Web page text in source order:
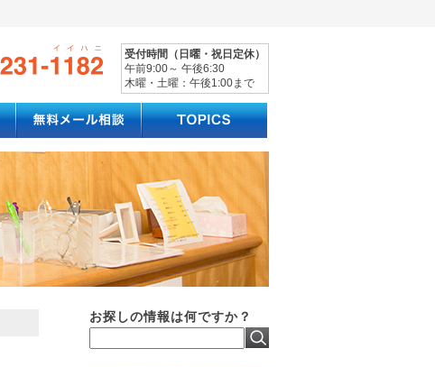
受付時間（日曜・祝日定休）
午前9:00～ 午後6:30
木曜・土曜：午後1:00まで
お探しの情報は何ですか？